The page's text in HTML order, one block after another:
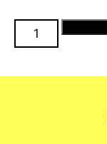
quantité
de
Inari